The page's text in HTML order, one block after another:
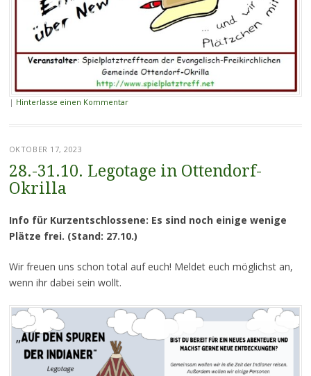
| Hinterlasse einen Kommentar
OKTOBER 17, 2023
28.-31.10. Legotage in Ottendorf-
Okrilla
Info für Kurzentschlossene: Es sind noch einige wenige
Plätze frei. (Stand: 27.10.)
Wir freuen uns schon total auf euch! Meldet euch möglichst an,
wenn ihr dabei sein wollt.